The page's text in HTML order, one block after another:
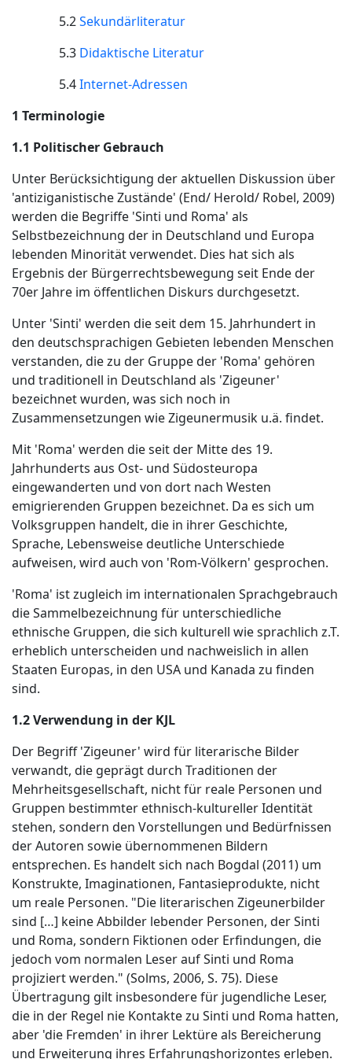
5.2Sekundärliteratur
5.3 Didaktische Literatur
5.4Internet-Adressen
1 Terminologie
1.1 Politischer Gebrauch
Unter Berücksichtigung der aktuellen Diskussion über
'antiziganistische Zustände' (End/ Herold/ Robel, 2009)
werden die Begriffe 'Sinti und Roma' als
Selbstbezeichnung der in Deutschland und Europa
lebenden Minorität verwendet. Dies hat sich als
Ergebnis der Bürgerrechtsbewegung seit Ende der
70er Jahre im öffentlichen Diskurs durchgesetzt.
Unter 'Sinti' werden die seit dem 15. Jahrhundert in
den deutschsprachigen Gebieten lebenden Menschen
verstanden, die zu der Gruppe der 'Roma' gehören
und traditionell in Deutschland als 'Zigeuner'
bezeichnet wurden, was sich noch in
Zusammensetzungen wie Zigeunermusik u.ä. findet.
Mit 'Roma' werden die seit der Mitte des 19.
Jahrhunderts aus Ost- und Südosteuropa
eingewanderten und von dort nach Westen
emigrierenden Gruppen bezeichnet. Da es sich um
Volksgruppen handelt, die in ihrer Geschichte,
Sprache, Lebensweise deutliche Unterschiede
aufweisen, wird auch von 'Rom-Völkern' gesprochen.
'Roma' ist zugleich im internationalen Sprachgebrauch
die Sammelbezeichnung für unterschiedliche
ethnische Gruppen, die sich kulturell wie sprachlich z.T.
erheblich unterscheiden und nachweislich in allen
Staaten Europas, in den USA und Kanada zu finden
sind.
1.2 Verwendung in der KJL
Der Begriff 'Zigeuner' wird für literarische Bilder
verwandt, die geprägt durch Traditionen der
Mehrheitsgesellschaft, nicht für reale Personen und
Gruppen bestimmter ethnisch-kultureller Identität
stehen, sondern den Vorstellungen und Bedürfnissen
der Autoren sowie übernommenen Bildern
entsprechen. Es handelt sich nach Bogdal (2011) um
Konstrukte, Imaginationen, Fantasieprodukte, nicht
um reale Personen. "Die literarischen Zigeunerbilder
sind […] keine Abbilder lebender Personen, der Sinti
und Roma, sondern Fiktionen oder Erfindungen, die
jedoch vom normalen Leser auf Sinti und Roma
projiziert werden." (Solms, 2006, S. 75). Diese
Übertragung gilt insbesondere für jugendliche Leser,
die in der Regel nie Kontakte zu Sinti und Roma hatten,
aber 'die Fremden' in ihrer Lektüre als Bereicherung
und Erweiterung ihres Erfahrungshorizontes erleben.